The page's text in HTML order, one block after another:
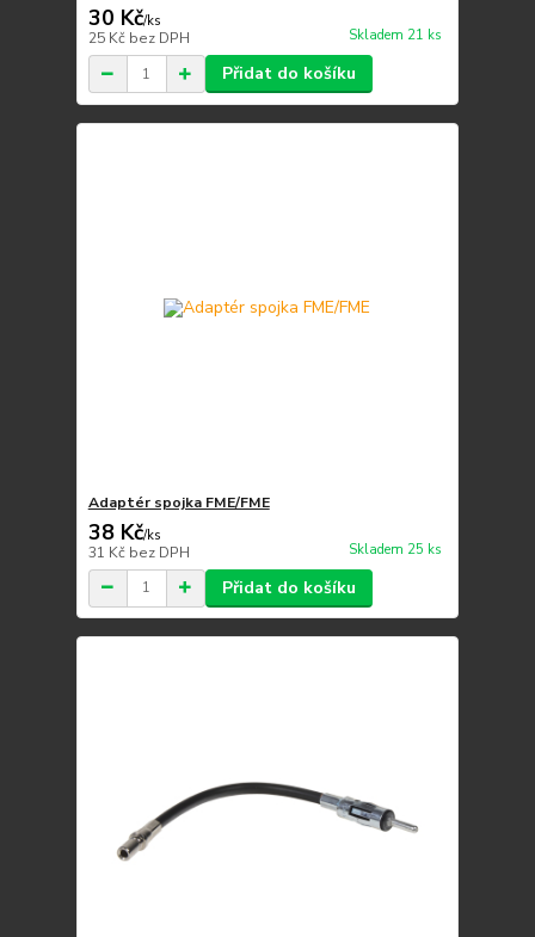
30 Kč/ks
25 Kč bez DPH Skladem 21 ks
Přidat do košíku
Adaptér spojka FME/FME
38 Kč/ks
31 Kč bez DPH Skladem 25 ks
Přidat do košíku